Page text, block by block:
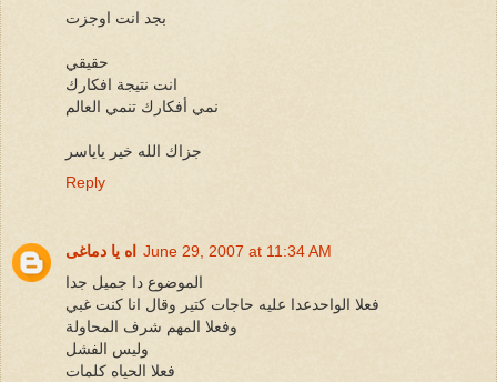
بجد انت اوجزت
حقيقي
انت نتيجة افكارك
نمي أفكارك تنمي العالم
جزاك الله خير ياياسر
Reply
اه يا دماغى
June 29, 2007 at 11:34 AM
الموضوع دا جميل جدا
فعلا الواحدعدا عليه حاجات كتير وقال انا كنت غبي
وفعلا المهم شرف المحاولة
وليس الفشل
فعلا الحياه كلمات